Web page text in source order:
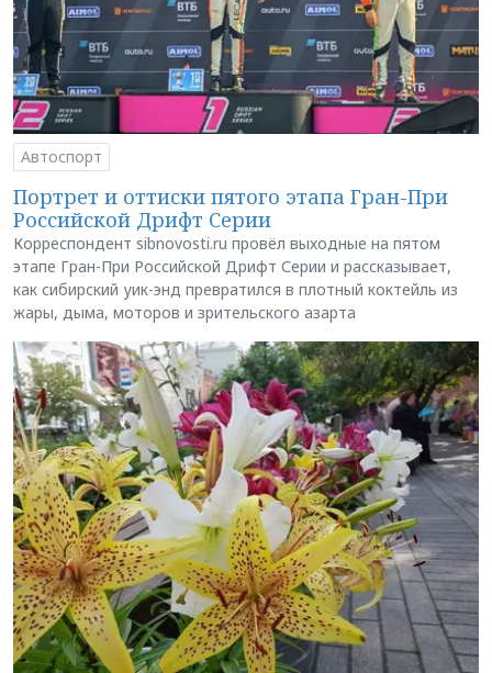
Автоспорт
Портрет и оттиски пятого этапа Гран-При
Российской Дрифт Серии
Корреспондент sibnovosti.ru провёл выходные на пятом
этапе Гран-При Российской Дрифт Серии и рассказывает,
как сибирский уик-энд превратился в плотный коктейль из
жары, дыма, моторов и зрительского азарта